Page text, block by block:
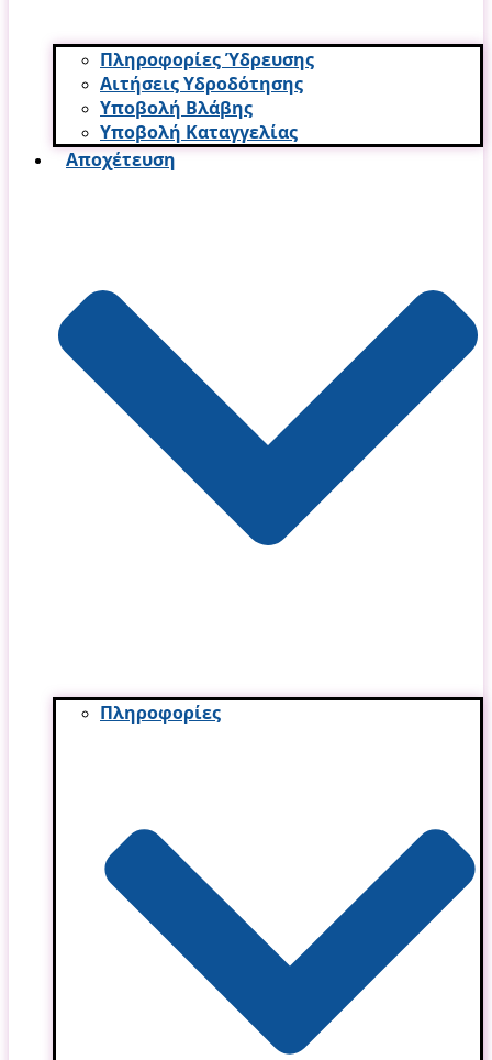
Πληροφορίες Ύδρευσης
Αιτήσεις Υδροδότησης
Υποβολή Βλάβης
Υποβολή Καταγγελίας
Αποχέτευση
Πληροφορίες